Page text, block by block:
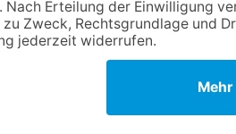
Impressum Datenschutz
Copyright Taunus
Powered by